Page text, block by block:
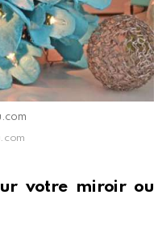
votre miroir ou